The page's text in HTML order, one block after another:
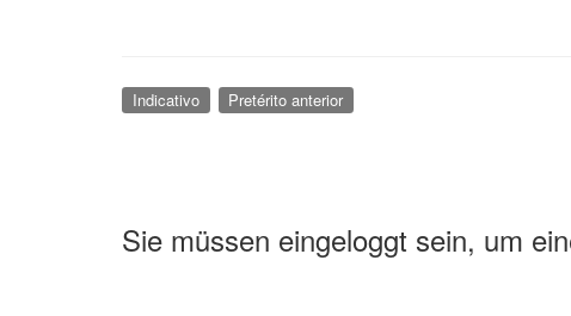
Indicativo Pretérito anterior
Sie müssen eingeloggt sein, um